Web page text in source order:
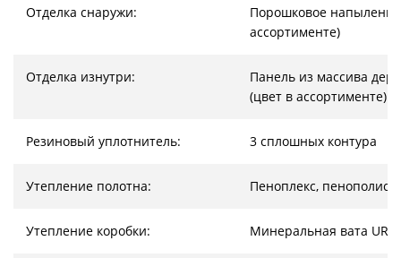
Отделка снаружи:
Порошковое
ассортименте)
Отделка изнутри:
Панель из массива
(цвет в ассортименте)
Резиновый уплотнитель: 3 сплошных контура
Утепление полотна: Пеноплекс,
Утепление коробки: Минеральная вата